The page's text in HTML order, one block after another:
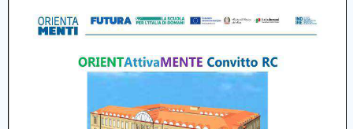
Comunicazioni Esterne
BACHECA SINDACALE